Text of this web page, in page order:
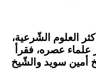
العلوم الشّرعية،
عصره، فقرأ
أمين سويد والشّيخ